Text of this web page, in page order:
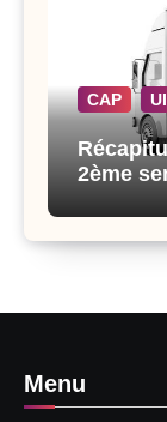
CAP
2ème
Menu